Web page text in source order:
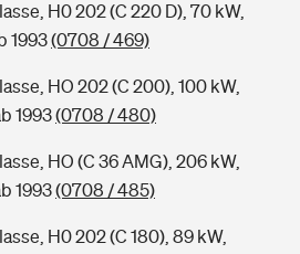
H0 202 (C 220 D), 70 kW,
1993(0708 / 469)
HO 202 (C 200), 100 kW,
1993(0708 / 480)
HO (C 36 AMG), 206 kW,
1993(0708 / 485)
H0 202 (C 180), 89 kW,